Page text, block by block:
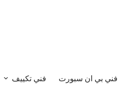
فني بي ان سبورت فني تكييف